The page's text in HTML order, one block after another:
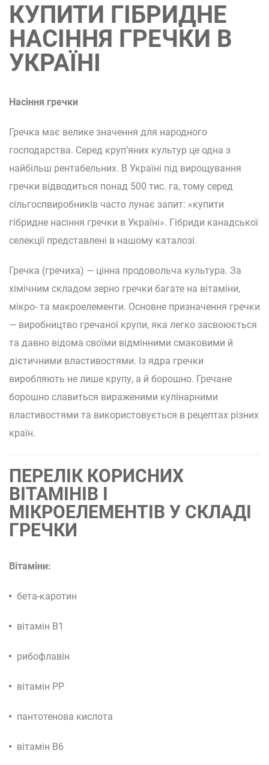
КУПИТИ ГІБРИДНЕ
НАСІННЯ ГРЕЧКИ В
УКРАЇНІ
Насіння гречки
Гречка має велике значення для народного
господарства. Серед круп’яних культур це одна з
найбільш рентабельних. В Україні під вирощування
гречки відводиться понад 500 тис. га, тому серед
сільгоспвиробників часто лунає запит: «купити
гібридне насіння гречки в Україні». Гібриди канадської
селекції представлені в нашому каталозі.
Гречка (гречиха) — цінна продовольча культура. За
хімічним складом зерно гречки багате на вітаміни,
мікро- та макроелементи. Основне призначення гречки
— виробництво гречаної крупи, яка легко засвоюється
та давно відома своїми відмінними смаковими й
дієтичними властивостями. Із ядра гречки
виробляють не лише крупу, а й борошно. Гречане
борошно славиться вираженими кулінарними
властивостями та використовується в рецептах різних
країн.
ПЕРЕЛІК КОРИСНИХ
ВІТАМІНІВ І
МІКРОЕЛЕМЕНТІВ У СКЛАДІ
ГРЕЧКИ
Вітаміни:
бета-каротин
вітамін В1
рибофлавін
вітамін РР
пантотенова кислота
вітамін В6